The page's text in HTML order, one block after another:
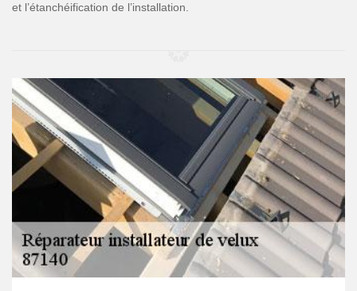
et l’étanchéification de l’installation.